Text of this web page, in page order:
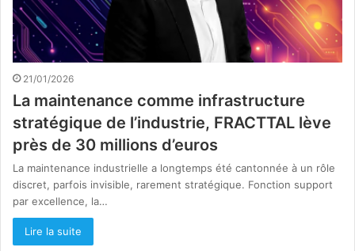
21/01/2026
La maintenance comme infrastructure
stratégique de l’industrie, FRACTTAL lève
près de 30 millions d’euros
La maintenance industrielle a longtemps été cantonnée à un rôle
discret, parfois invisible, rarement stratégique. Fonction support
par excellence, la…
Lire la suite